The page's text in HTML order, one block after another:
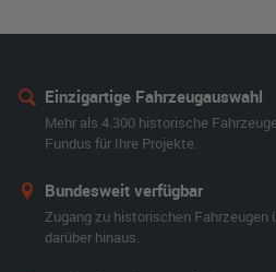
Einzigartige Fahrzeugauswahl
Mehr als 4.300 historische
Fundus für Ihre Projekte.
Bundesweit verfügbar
Zugang zu historischen Fahrzeugen
darüber hinaus.